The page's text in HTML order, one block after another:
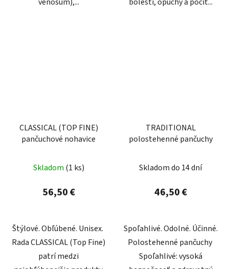
CLASSICAL (TOP FINE)
pančuchové nohavice
Skladom (1 ks)
56,50 €
Štýlové. Obľúbené. Unisex.
Rada CLASSICAL (Top Fine)
patrí medzi
TRADITIONAL
polostehenné pančuchy
Skladom do 14 dní
46,50 €
Spoľahlivé. Odolné. Účinné.
Polostehenné pančuchy
Spoľahlivé: vysoká